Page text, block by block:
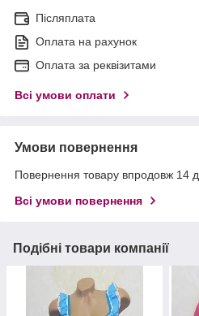
Післяплата
Оплата на рахунок
Оплата за реквізитами
Всі умови оплати
Умови повернення
Повернення товару впродовж 14
Всі умови повернення
Подібні товари компанії